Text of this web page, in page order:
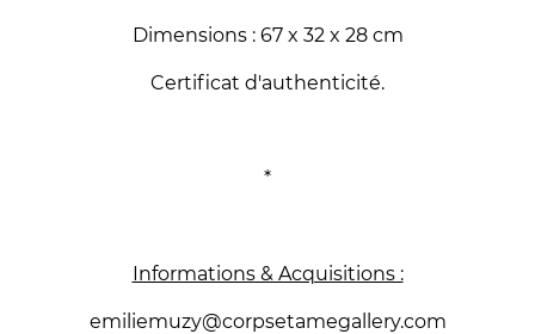
Dimensions : 67 x 32 x 28 cm
Certificat d'authenticité.
*
Informations & Acquisitions :
emiliemuzy@corpsetamegallery.com